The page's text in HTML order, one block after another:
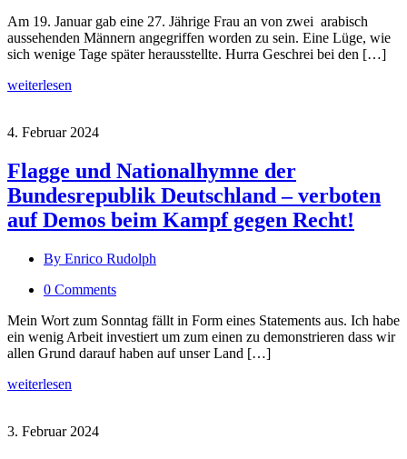
Am 19. Januar gab eine 27. Jährige Frau an von zwei arabisch
aussehenden Männern angegriffen worden zu sein. Eine Lüge, wie
sich wenige Tage später herausstellte. Hurra Geschrei bei den […]
weiterlesen
4. Februar 2024
Flagge und Nationalhymne der
Bundesrepublik Deutschland – verboten
auf Demos beim Kampf gegen Recht!
By Enrico Rudolph
0 Comments
Mein Wort zum Sonntag fällt in Form eines Statements aus. Ich habe
ein wenig Arbeit investiert um zum einen zu demonstrieren dass wir
allen Grund darauf haben auf unser Land […]
weiterlesen
3. Februar 2024